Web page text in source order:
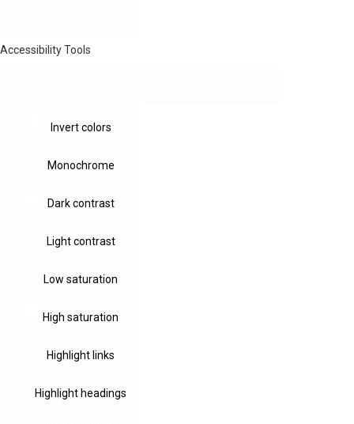
Accessibility Tools
Invert colors
Monochrome
Dark contrast
Light contrast
Low saturation
High saturation
Highlight links
Highlight headings